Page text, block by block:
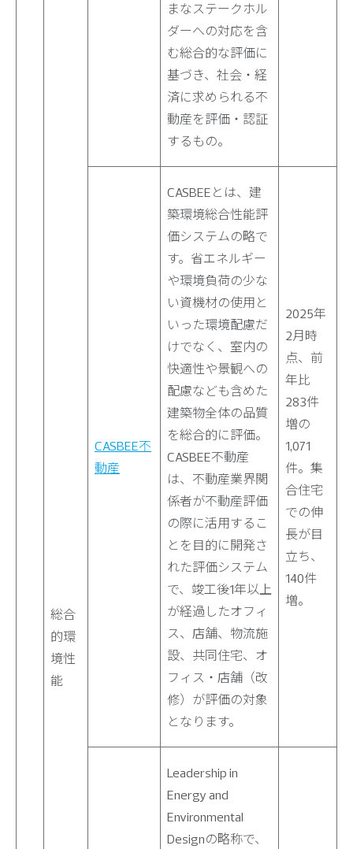
総合
的環
境性
能
まなステークホル
ダーへの対応を含
む総合的な評価に
基づき、社会・経
済に求められる不
動産を評価・認証
するもの。
CASBEE不
動産
CASBEEとは、建
築環境総合性能評
価システムの略で
す。省エネルギー
や環境負荷の少な
い資機材の使用と
いった環境配慮だ
けでなく、室内の
快適性や景観への
配慮なども含めた
建築物全体の品質
を総合的に評価。
CASBEE不動産
は、不動産業界関
係者が不動産評価
の際に活用するこ
とを目的に開発さ
れた評価システム
で、竣工後1年以上
が経過したオフィ
ス、店舗、物流施
設、共同住宅、オ
フィス・店舗（改
修）が評価の対象
となります。
2025年
2月時
点、前
年比
283件
増の
1,071
件。集
合住宅
での伸
長が目
立ち、
140件
増。
Leadership in
Energy and
Environmental
Designの略称で、